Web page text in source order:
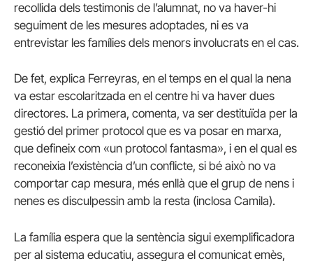
recollida dels testimonis de l’alumnat, no va haver-hi
seguiment de les mesures adoptades, ni es va
entrevistar les famílies dels menors involucrats en el cas.
De fet, explica Ferreyras, en el temps en el qual la nena
va estar escolaritzada en el centre hi va haver dues
directores. La primera, comenta, va ser destituïda per la
gestió del primer protocol que es va posar en marxa,
que defineix com «un protocol fantasma», i en el qual es
reconeixia l’existència d’un conflicte, si bé això no va
comportar cap mesura, més enllà que el grup de nens i
nenes es disculpessin amb la resta (inclosa Camila).
La família espera que la sentència sigui exemplificadora
per al sistema educatiu, assegura el comunicat emès,